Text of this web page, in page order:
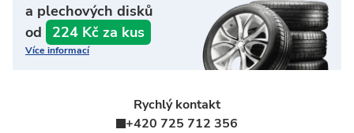
a plechových disků
od
224 Kč za kus
Více informací
Rychlý kontakt
+420 725 712 356